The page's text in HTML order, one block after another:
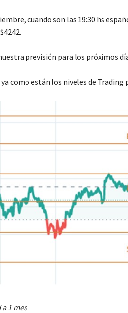
cuando son las 19:30 hs
previsión para los próximos
ya como están los niveles de Trading
a 1 mes